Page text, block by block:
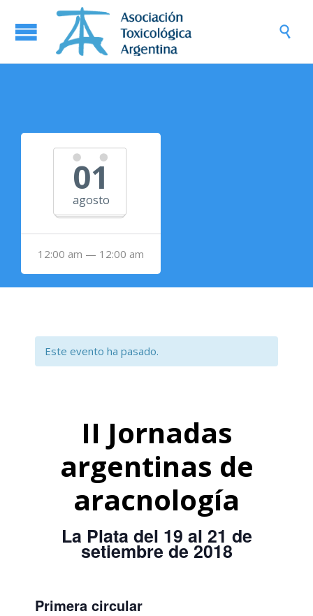

01
agosto
12:00 am — 12:00 am
Este evento ha pasado.
II Jornadas
argentinas de
aracnología
La Plata del 19 al 21 de
setiembre de 2018
Primera circular